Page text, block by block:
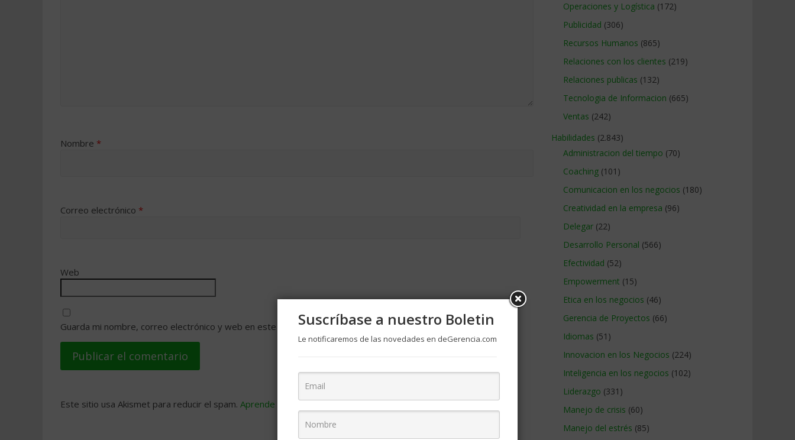
Nombre *
Correo electrónico *
Web
Guarda mi nombre, correo electrónico y web en este navegador para la próxima vez que comente.
Este sitio usa Akismet para reducir el spam. Aprende cómo se procesan los datos de tus comentarios.
Operaciones y Logística (172)
Publicidad (306)
Recursos Humanos (865)
Relaciones con los clientes (219)
Relaciones publicas (132)
Tecnologia de Informacion (665)
Ventas (242)
Habilidades (2.843)
Administracion del tiempo (70)
Coaching (101)
Comunicacion en los negocios (180)
Creatividad en la empresa (96)
Delegar (22)
Desarrollo Personal (566)
Efectividad (52)
Empowerment (15)
Etica en los negocios (46)
Gerencia de Proyectos (66)
Idiomas (51)
Innovacion en los Negocios (224)
Inteligencia en los negocios (102)
Liderazgo (331)
Manejo de crisis (60)
Manejo del estrés (85)
Suscríbase a nuestro Boletin
Le notificaremos de las novedades en deGerencia.com